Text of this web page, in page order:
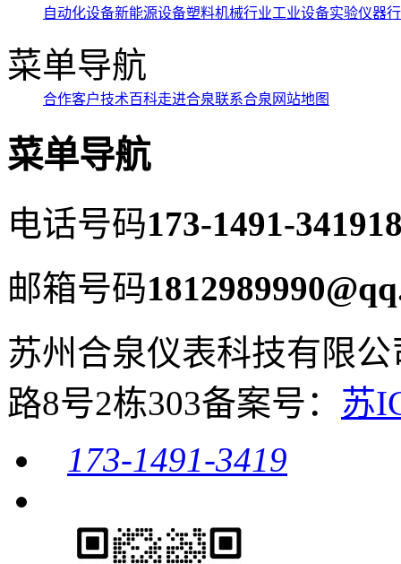
自动化设备新能源设备塑料机械行业工业设备实验仪器
菜单导航
合作客户技术百科走进合泉联系合泉 网站地图
菜单导航
电话号码173-1491-3419
邮箱号码
苏州合泉仪表科技有限公
路8号2栋303备案号： 苏
173-1491-3419